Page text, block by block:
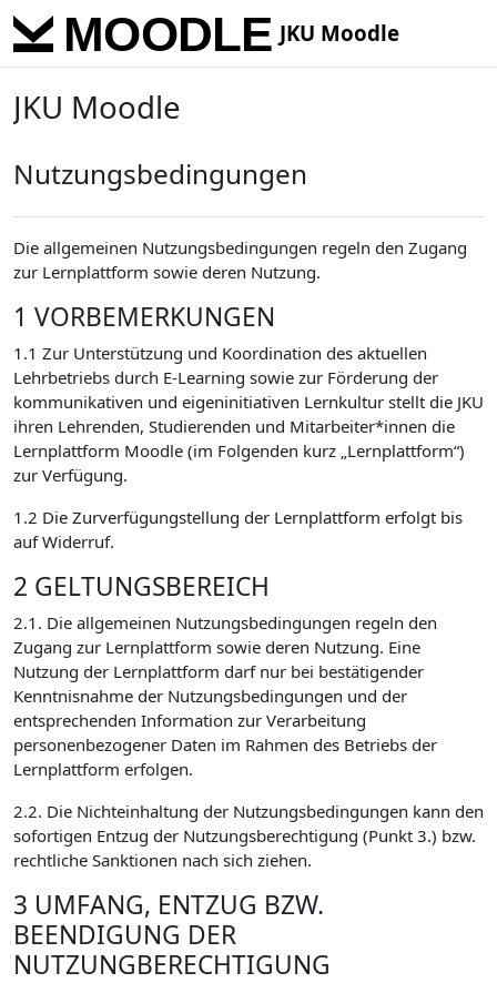
Skip to main content
JKU Moodle
JKU Moodle
Nutzungsbedingungen
Die allgemeinen Nutzungsbedingungen regeln den Zugang
zur Lernplattform sowie deren Nutzung.
1 VORBEMERKUNGEN
1.1 Zur Unterstützung und Koordination des aktuellen
Lehrbetriebs durch E-Learning sowie zur Förderung der
kommunikativen und eigeninitiativen Lernkultur stellt die JKU
ihren Lehrenden, Studierenden und Mitarbeiter*innen die
Lernplattform Moodle (im Folgenden kurz „Lernplattform“)
zur Verfügung.
1.2 Die Zurverfügungstellung der Lernplattform erfolgt bis
auf Widerruf.
2 GELTUNGSBEREICH
2.1. Die allgemeinen Nutzungsbedingungen regeln den
Zugang zur Lernplattform sowie deren Nutzung. Eine
Nutzung der Lernplattform darf nur bei bestätigender
Kenntnisnahme der Nutzungsbedingungen und der
entsprechenden Information zur Verarbeitung
personenbezogener Daten im Rahmen des Betriebs der
Lernplattform erfolgen.
2.2. Die Nichteinhaltung der Nutzungsbedingungen kann den
sofortigen Entzug der Nutzungsberechtigung (Punkt 3.) bzw.
rechtliche Sanktionen nach sich ziehen.
3 UMFANG, ENTZUG BZW.
BEENDIGUNG DER
NUTZUNGBERECHTIGUNG